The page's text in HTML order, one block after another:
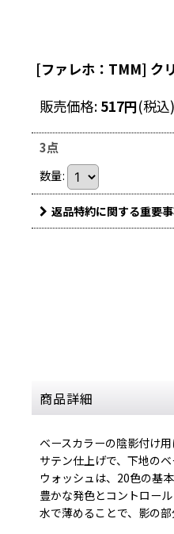
[ファレホ：TMM] ク
販売価格: 517円(税込)
3点
数量:
返品特約に関する重要
商品詳細
ベースカラーの陰影付け用
サテン仕上げで、下地の
ウォッシュは、20色の基
豊かな発色とコントロー
水で薄めることで、影の